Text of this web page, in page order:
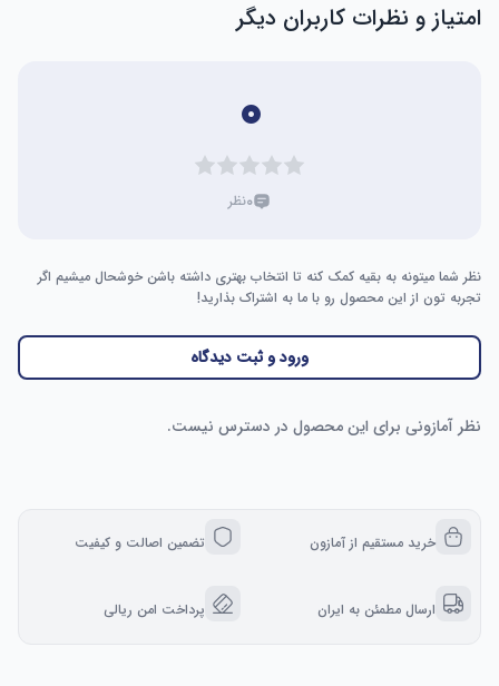
امتیاز و نظرات کاربران دیگر
۰
۰نظر
نظر شما میتونه به بقیه کمک کنه تا انتخاب بهتری داشته باشن خوشحال میشیم اگر
تجربه تون از این محصول رو با ما به اشتراک بذارید!
ورود و ثبت دیدگاه
نظر آمازونی برای این محصول در دسترس نیست.
خرید مستقیم از آمازون تضمین اصالت و کیفیت
ارسال مطمئن به ایران پرداخت امن ریالی